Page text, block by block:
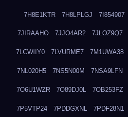
7H8E1KTR 7H8LPLGJ 7I854907
7JIRAAHO 7JJO4AR2 7JLOZ9Q7
7LCWIIY0 7LVURME7 7M1UWA38
7NL020H5 7NS5N00M 7NSA9LFN
7O6U1WZR 7O89DJ0L 7OB253FZ
7P5VTP24 7PDDGXNL 7PDF28N1